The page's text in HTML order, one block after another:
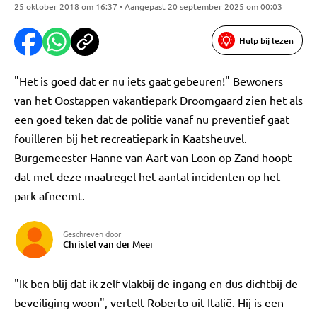
25 oktober 2018 om 16:37 • Aangepast 20 september 2025 om 00:03
Hulp bij lezen
"Het is goed dat er nu iets gaat gebeuren!" Bewoners
van het Oostappen vakantiepark Droomgaard zien het als
een goed teken dat de politie vanaf nu preventief gaat
fouilleren bij het recreatiepark in Kaatsheuvel.
Burgemeester Hanne van Aart van Loon op Zand hoopt
dat met deze maatregel het aantal incidenten op het
park afneemt.
Geschreven door
Christel van der Meer
"Ik ben blij dat ik zelf vlakbij de ingang en dus dichtbij de
beveiliging woon", vertelt Roberto uit Italië. Hij is een